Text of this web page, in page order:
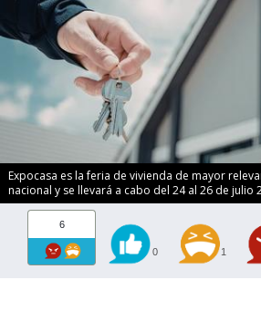
Expocasa es la feria de vivienda de mayor
nacional y se llevará a cabo del 24 al 26 de julio
6
0 1